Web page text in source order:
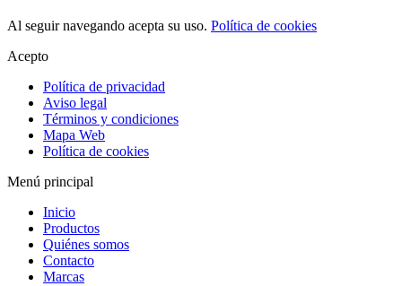
Al seguir navegando acepta su uso. Política de cookies
Acepto
Política de privacidad
Aviso legal
Términos y condiciones
Mapa Web
Política de cookies
Menú principal
Inicio
Productos
Quiénes somos
Contacto
Marcas